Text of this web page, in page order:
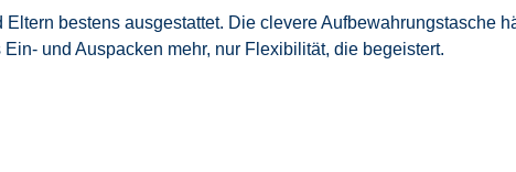
bestens ausgestattet. Die clevere Aufbewahrungstasche
und Auspacken mehr, nur Flexibilität, die begeistert.